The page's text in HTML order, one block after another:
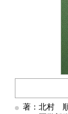
著：北村